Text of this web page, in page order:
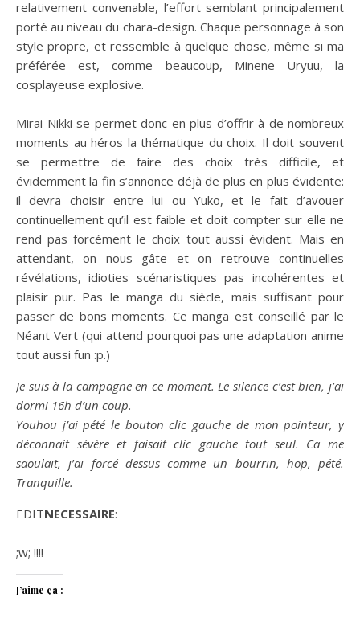
relativement convenable, l’effort semblant principalement
porté au niveau du chara-design. Chaque personnage à son
style propre, et ressemble à quelque chose, même si ma
préférée est, comme beaucoup, Minene Uryuu, la
cosplayeuse explosive.
Mirai Nikki se permet donc en plus d’offrir à de nombreux
moments au héros la thématique du choix. Il doit souvent
se permettre de faire des choix très difficile, et
évidemment la fin s’annonce déjà de plus en plus évidente:
il devra choisir entre lui ou Yuko, et le fait d’avouer
continuellement qu’il est faible et doit compter sur elle ne
rend pas forcément le choix tout aussi évident. Mais en
attendant, on nous gâte et on retrouve continuelles
révélations, idioties scénaristiques pas incohérentes et
plaisir pur. Pas le manga du siècle, mais suffisant pour
passer de bons moments. Ce manga est conseillé par le
Néant Vert (qui attend pourquoi pas une adaptation anime
tout aussi fun :p.)
Je suis à la campagne en ce moment. Le silence c’est bien, j’ai
dormi 16h d’un coup.
Youhou j’ai pété le bouton clic gauche de mon pointeur, y
déconnait sévère et faisait clic gauche tout seul. Ca me
saoulait, j’ai forcé dessus comme un bourrin, hop, pété.
Tranquille.
EDITNECESSAIRE:
;w; !!!!
J’aime ça :